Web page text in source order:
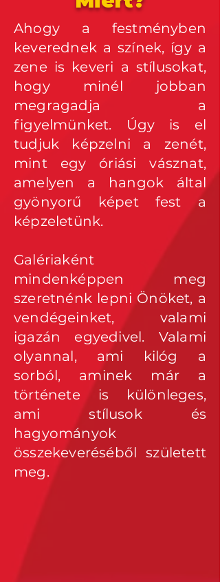
Ahogy a festményben
keverednek a színek, így a
zene is keveri a stílusokat,
hogy minél jobban
megragadja a
figyelmünket. Úgy is el
tudjuk képzelni a zenét,
mint egy óriási vásznat,
amelyen a hangok által
gyönyorű képet fest a
képzeletünk.
Galériaként
mindenképpen meg
szeretnénk lepni Önöket, a
vendégeinket, valami
igazán egyedivel. Valami
olyannal, ami kilóg a
sorból, aminek már a
története is különleges,
ami stílusok és
hagyományok
összekeveréséből született
meg.